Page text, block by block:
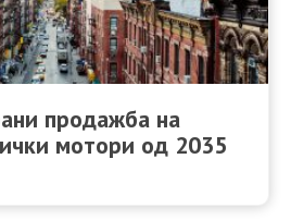
продажба на
мотори од 2035